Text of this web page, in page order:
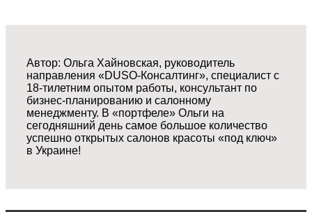
Автор: Ольга Хайновская, руководитель
направления «DUSO-Консалтинг», специалист с
18-тилетним опытом работы, консультант по
бизнес-планированию и салонному
менеджменту. В «портфеле» Ольги на
сегодняшний день самое большое количество
успешно открытых салонов красоты «под ключ»
в Украине!